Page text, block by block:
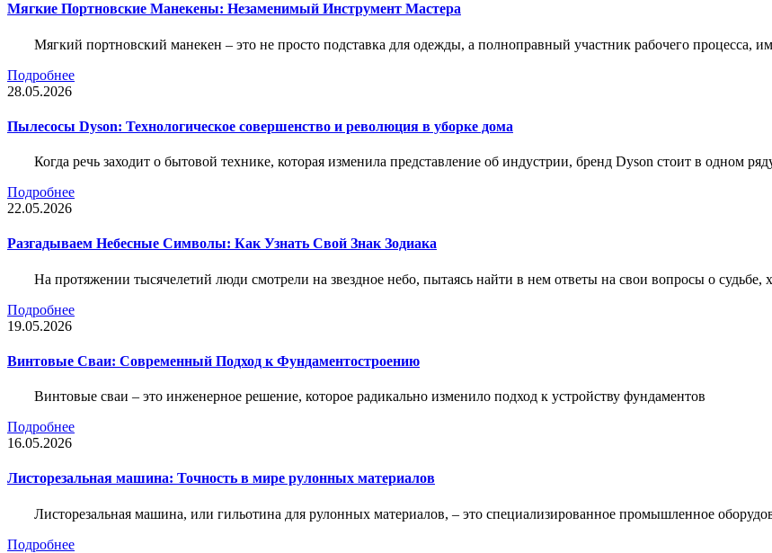
Мягкие Портновские Манекены: Незаменимый Инструмент Мастера
Мягкий портновский манекен – это не просто подставка для одежды, а полноправный участник рабочего процесса,
Подробнее
28.05.2026
Пылесосы Dyson: Технологическое совершенство и революция в уборке дома
Когда речь заходит о бытовой технике, которая изменила представление об индустрии, бренд Dyson стоит в одном
Подробнее
22.05.2026
Разгадываем Небесные Символы: Как Узнать Свой Знак Зодиака
На протяжении тысячелетий люди смотрели на звездное небо, пытаясь найти в нем ответы на свои вопросы о судьбе,
Подробнее
19.05.2026
Винтовые Сваи: Современный Подход к Фундаментостроению
Винтовые сваи – это инженерное решение, которое радикально изменило подход к устройству фундаментов
Подробнее
16.05.2026
Листорезальная машина: Точность в мире рулонных материалов
Листорезальная машина, или гильотина для рулонных материалов, – это специализированное промышленное
Подробнее